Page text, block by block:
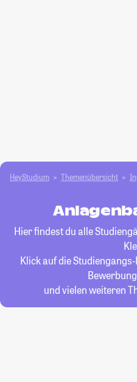
HeyStudium Themenübersicht
Hier findest du alle
Klick auf die
und vielen weiteren